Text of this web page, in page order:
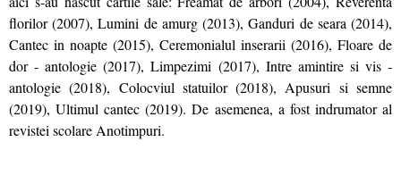
florilor (2007), Lumini de amurg (2013), Ganduri de seara (2014),
Cantec in noapte (2015), Ceremonialul inserarii (2016), Floare de
dor - antologie (2017), Limpezimi (2017), Intre amintire si vis -
antologie (2018), Colocviul statuilor (2018), Apusuri si semne
(2019), Ultimul cantec (2019). De asemenea, a fost indrumator al
revistei scolare Anotimpuri.